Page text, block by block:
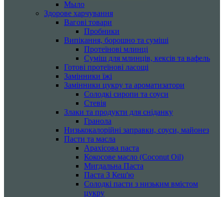
Мыло
Здорове харчування
Вагові товари
Пробники
Випікання, борошно та суміші
Протеїнові млинці
Суміш для млинців, кексів та вафель
Готові протеїнові ласощі
Замінники їжі
Замінники цукру та ароматизатори
Солодкі сиропи та соуси
Стевія
Злаки та продукти для сніданку
Гранола
Низькокалорійні заправки, соуси, майонез
Пасти та масла
Арахісова паста
Кокосове масло (Coconut Oil)
Мигдальна Паста
Паста З Кеш'ю
Солодкі пасти з низьким вмістом
цукру